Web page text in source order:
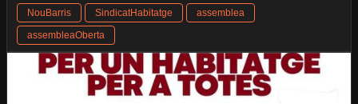
NouBarris SindicatHabitatge
assemblea
assembleaOberta